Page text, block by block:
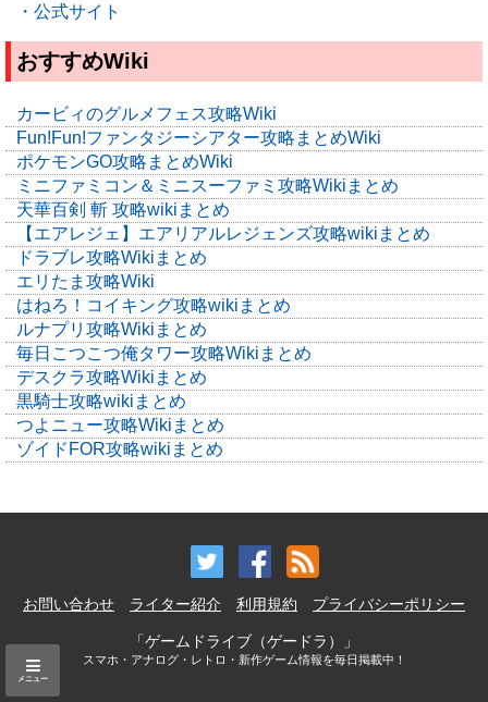
・公式サイト
おすすめWiki
カービィのグルメフェス攻略Wiki
Fun!Fun!ファンタジーシアター攻略まとめWiki
ポケモンGO攻略まとめWiki
ミニファミコン＆ミニスーファミ攻略Wikiまとめ
天華百剣 斬 攻略wikiまとめ
【エアレジェ】エアリアルレジェンズ攻略wikiまとめ
ドラブレ攻略Wikiまとめ
エリたま攻略Wiki
はねろ！コイキング攻略wikiまとめ
ルナプリ攻略Wikiまとめ
毎日こつこつ俺タワー攻略Wikiまとめ
デスクラ攻略Wikiまとめ
黒騎士攻略wikiまとめ
つよニュー攻略Wikiまとめ
ゾイドFOR攻略wikiまとめ
お問い合わせ ライター紹介 利用規約 プライバシーポリシー
「ゲームドライブ（ゲードラ）」
スマホ・アナログ・レトロ・新作ゲーム情報を毎日掲載中！
メニュー